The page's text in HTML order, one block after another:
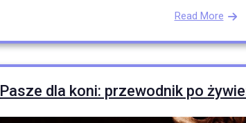
Read More
Pasze dla koni: przewodnik po